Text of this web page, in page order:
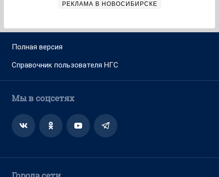
РЕКЛАМА В НОВОСИБИРСКЕ
Полная версия
Справочник пользователя НГС
Мы в соцсетях